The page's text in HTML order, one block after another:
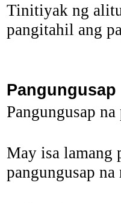
Tinitiyak ng
pangitahil ang
Pangungusap
Pangungusap na
May isa lamang
pangungusap